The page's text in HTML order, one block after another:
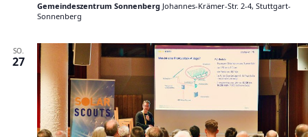
Gemeindeszentrum Sonnenberg Johannes-Krämer-Str. 2-4, Stuttgart-
Sonnenberg
SO.
27